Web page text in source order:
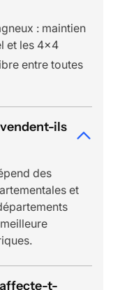
: maintien
et les 4x4
entre toutes
ils
des
et
affecte-t-